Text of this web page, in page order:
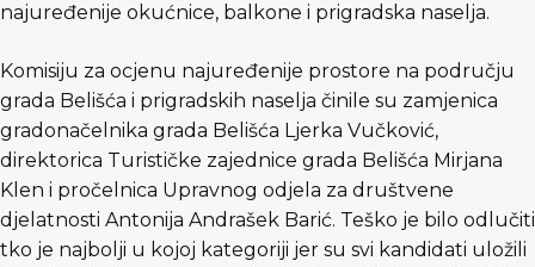
najuređenije okućnice, balkone i prigradska naselja.
Komisiju za ocjenu najuređenije prostore na području
grada Belišća i prigradskih naselja činile su zamjenica
gradonačelnika grada Belišća Ljerka Vučković,
direktorica Turističke zajednice grada Belišća Mirjana
Klen i pročelnica Upravnog odjela za društvene
djelatnosti Antonija Andrašek Barić. Teško je bilo odlučiti
tko je najbolji u kojoj kategoriji jer su svi kandidati uložili